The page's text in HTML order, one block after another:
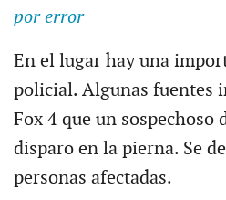
por error
En el lugar hay una
policial. Algunas fuentes
Fox 4 que un sospechoso
disparo en la pierna. Se
personas afectadas.